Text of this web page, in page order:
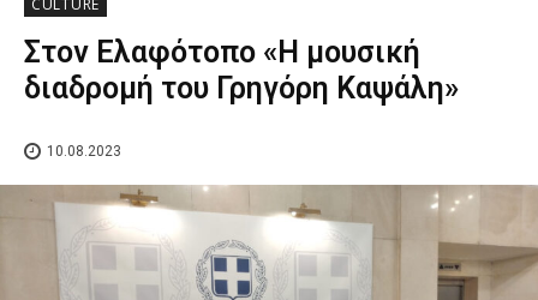
CULTURE
Στον Ελαφότοπο «Η μουσική
διαδρομή του Γρηγόρη Καψάλη»
10.08.2023